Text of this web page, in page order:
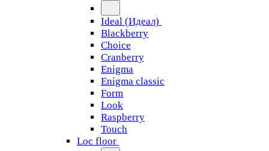
Ideal (Идеал)
Blackberry
Choice
Cranberry
Enigma
Enigma classic
Form
Look
Raspberry
Touch
Loc floor